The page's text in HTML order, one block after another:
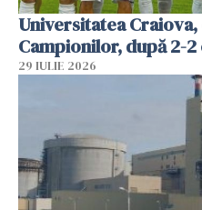
Universitatea
Campionilor, după 2-
29 IULIE 2026